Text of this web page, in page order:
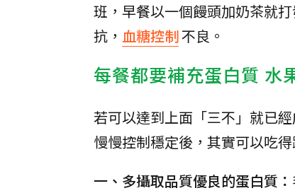
班，早餐以一個饅頭加奶茶就
抗， 血糖控制不良。
每餐都要補充蛋白質 水
若可以達到上面「三不」就已
慢慢控制穩定後，其實可以吃
一、多攝取品質優良的蛋白質：